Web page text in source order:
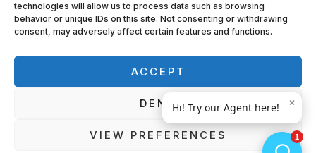
technologies will allow us to process data such as browsing
behavior or unique IDs on this site. Not consenting or withdrawing
consent, may adversely affect certain features and functions.
ACCEPT
DENY
VIEW PREFERENCES